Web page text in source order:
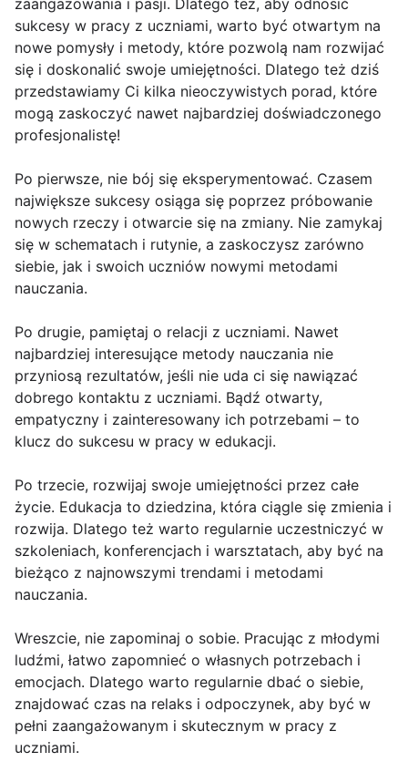
zaangażowania i pasji. Dlatego też, aby odnosić
sukcesy w pracy z uczniami, warto być otwartym na
nowe pomysły i metody, które pozwolą nam rozwijać
się i doskonalić swoje umiejętności. Dlatego też dziś
przedstawiamy Ci kilka nieoczywistych porad, które
mogą zaskoczyć nawet najbardziej doświadczonego
profesjonalistę!
Po pierwsze, nie bój się eksperymentować. Czasem
największe sukcesy osiąga się poprzez próbowanie
nowych rzeczy i otwarcie się na zmiany. Nie zamykaj
się w schematach i rutynie, a zaskoczysz zarówno
siebie, jak i swoich uczniów nowymi metodami
nauczania.
Po drugie, pamiętaj o relacji z uczniami. Nawet
najbardziej interesujące metody nauczania nie
przyniosą rezultatów, jeśli nie uda ci się nawiązać
dobrego kontaktu z uczniami. Bądź otwarty,
empatyczny i zainteresowany ich potrzebami – to
klucz do sukcesu w pracy w edukacji.
Po trzecie, rozwijaj swoje umiejętności przez całe
życie. Edukacja to dziedzina, która ciągle się zmienia i
rozwija. Dlatego też warto regularnie uczestniczyć w
szkoleniach, konferencjach i warsztatach, aby być na
bieżąco z najnowszymi trendami i metodami
nauczania.
Wreszcie, nie zapominaj o sobie. Pracując z młodymi
ludźmi, łatwo zapomnieć o własnych potrzebach i
emocjach. Dlatego warto regularnie dbać o siebie,
znajdować czas na relaks i odpoczynek, aby być w
pełni zaangażowanym i skutecznym w pracy z
uczniami.